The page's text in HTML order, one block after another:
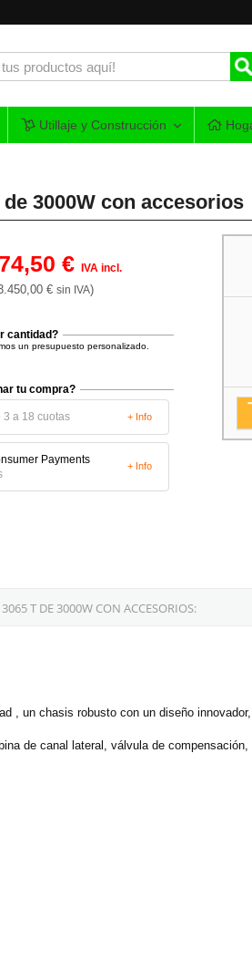
Utillaje y Construcción
3000W con accesorios
€ IVA incl.
€sin IVA)
cantidad?
un presupuesto personalizado.
tu compra?
3 a 18 cuotas + Info
+ Info
T DE 3000W CON ACCESORIOS:
, un chasis robusto con un diseño
de canal lateral, válvula de